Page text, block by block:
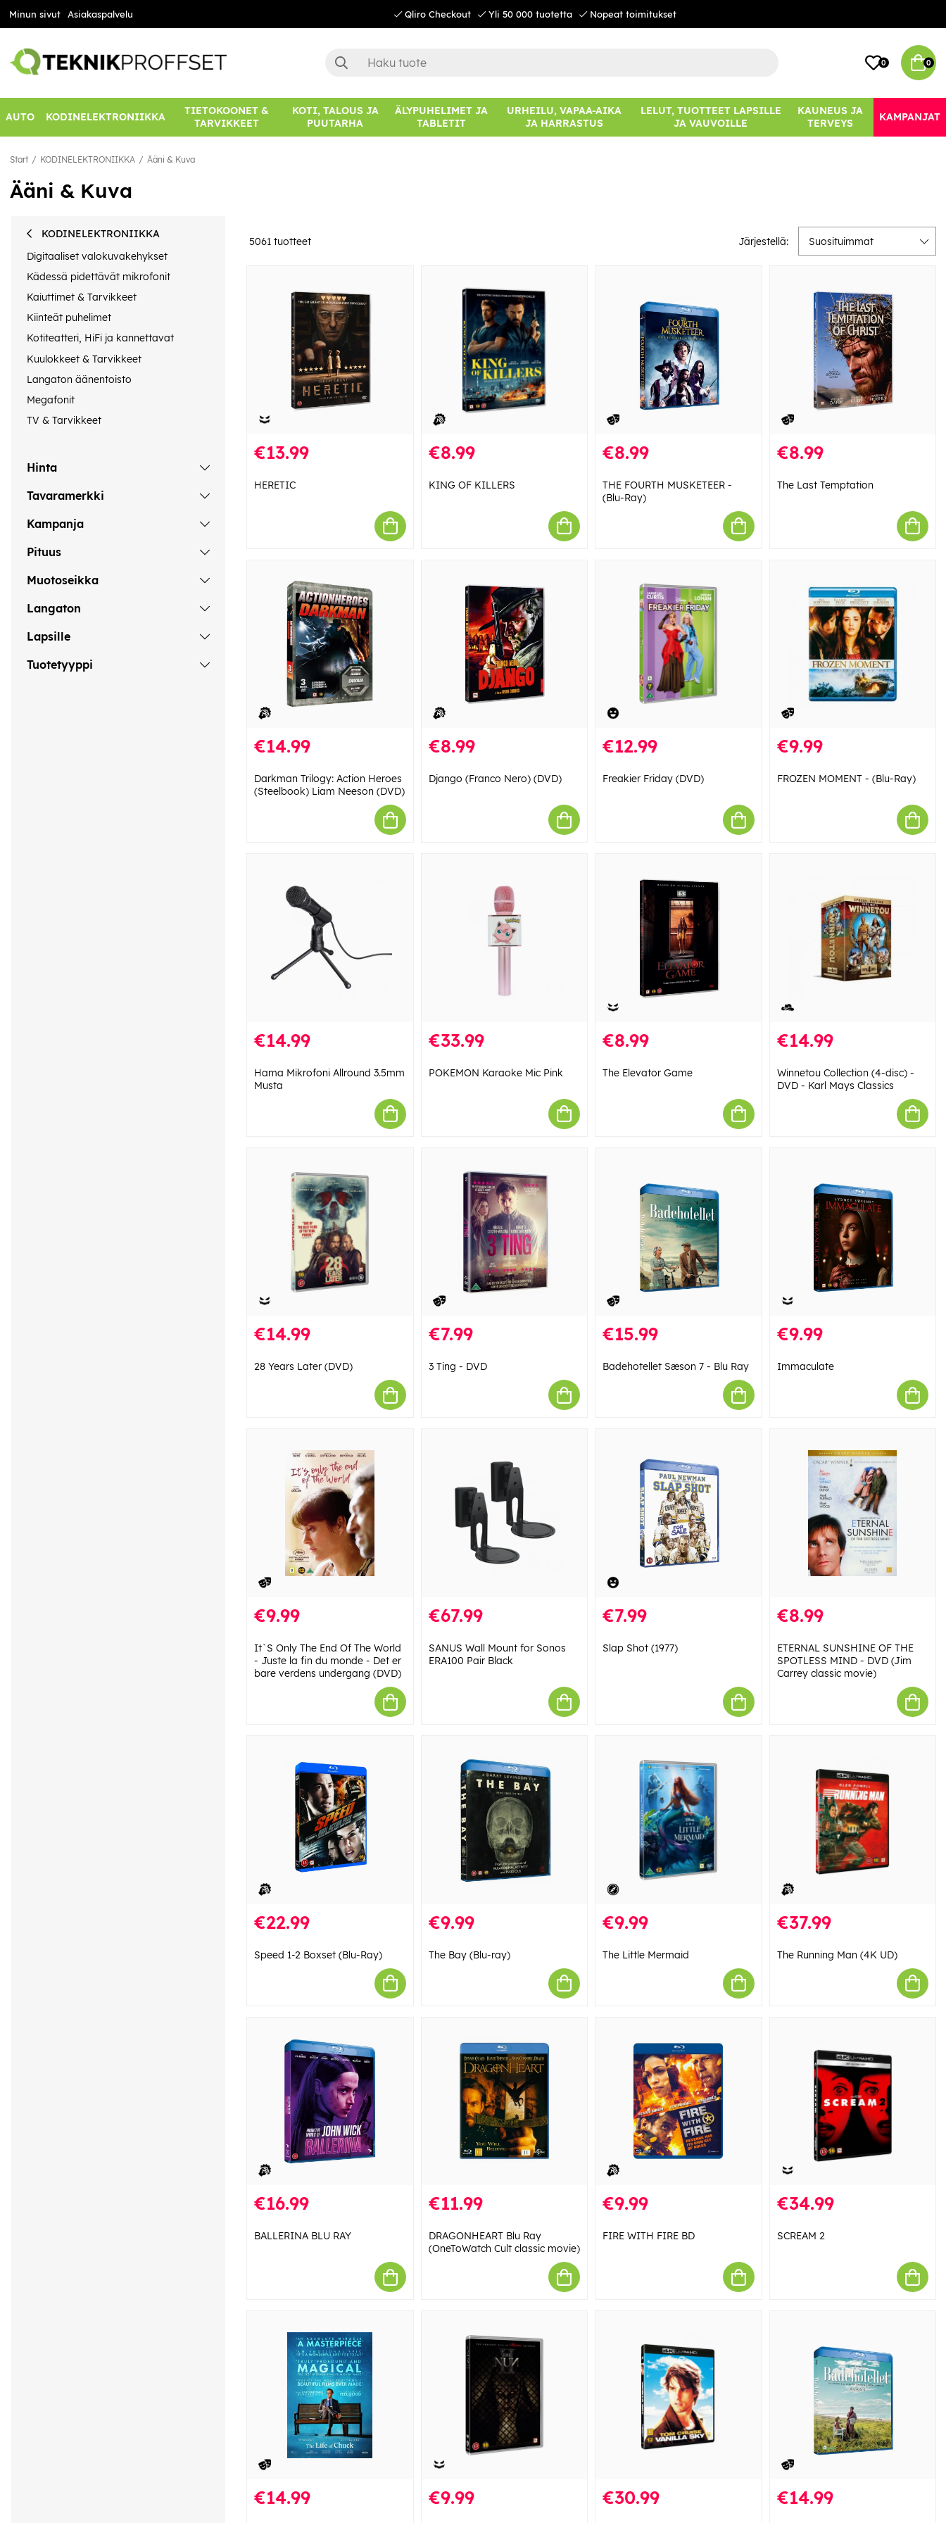
Minun sivut Asiakaspalvelu Qliro Checkout Yli 50 000 tuotetta Nopeat toimitukset
0 0
AUTO KODINELEKTRONIIKKA
TIETOKOONET &
TARVIKKEET
KOTI, TALOUS JA
PUUTARHA
ÄLYPUHELIMET JA
TABLETIT
URHEILU, VAPAA-AIKA
JA HARRASTUS
LELUT, TUOTTEET LAPSILLE
JA VAUVOILLE
KAUNEUS JA
TERVEYS
KAMPANJAT
Start KODINELEKTRONIIKKA Ääni & Kuva
Ääni & Kuva
KODINELEKTRONIIKKA
Digitaaliset valokuvakehykset
Kädessä pidettävät mikrofonit
Kaiuttimet & Tarvikkeet
Kiinteät puhelimet
Kotiteatteri, HiFi ja kannettavat
Kuulokkeet & Tarvikkeet
Langaton äänentoisto
Megafonit
TV & Tarvikkeet
Hinta
Tavaramerkki
Kampanja
Pituus
Muotoseikka
Langaton
Lapsille
Tuotetyyppi
5061 tuotteet Järjestellä: Suosituimmat
€13.99
HERETIC
€8.99
KING OF KILLERS
€8.99
THE FOURTH MUSKETEER -
(Blu-Ray)
€8.99
The Last Temptation
€14.99
Darkman Trilogy: Action Heroes
(Steelbook) Liam Neeson (DVD)
€8.99
Django (Franco Nero) (DVD)
€12.99
Freakier Friday (DVD)
€9.99
FROZEN MOMENT - (Blu-Ray)
€14.99
Hama Mikrofoni Allround 3.5mm
Musta
€33.99
POKEMON Karaoke Mic Pink
€8.99
The Elevator Game
€14.99
Winnetou Collection (4-disc) -
DVD - Karl Mays Classics
€14.99
28 Years Later (DVD)
€7.99
3 Ting - DVD
€15.99
Badehotellet Sæson 7 - Blu Ray
€9.99
Immaculate
€9.99
It`S Only The End Of The World
- Juste la fin du monde - Det er
bare verdens undergang (DVD)
€67.99
SANUS Wall Mount for Sonos
ERA100 Pair Black
€7.99
Slap Shot (1977)
€8.99
ETERNAL SUNSHINE OF THE
SPOTLESS MIND - DVD (Jim
Carrey classic movie)
€22.99
Speed 1-2 Boxset (Blu-Ray)
€9.99
The Bay (Blu-ray)
€9.99
The Little Mermaid
€37.99
The Running Man (4K UD)
€16.99
BALLERINA BLU RAY
€11.99
DRAGONHEART Blu Ray
(OneToWatch Cult classic movie)
€9.99
FIRE WITH FIRE BD
€34.99
SCREAM 2
€14.99 €9.99 €30.99 €14.99